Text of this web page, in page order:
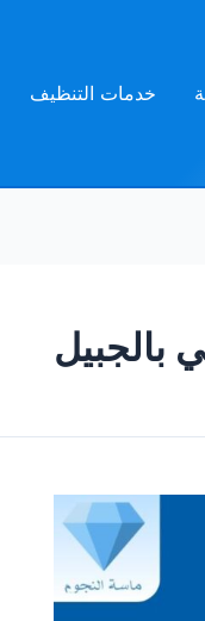
خدمات التنظيف
بالجبيل